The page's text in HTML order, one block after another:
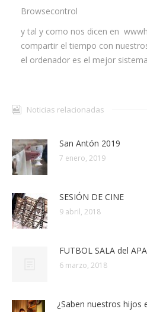
Browsecontrol
y tal y como nos dicen en
compartir el tiempo con
el ordenador es el mejor
Noticias relacionadas
San Antón 2019
7 enero, 2019
SESIÓN DE CINE
9 abril, 2018
FUTBOL SALA del APA
6 marzo, 2018
¿Saben nuestros hijos